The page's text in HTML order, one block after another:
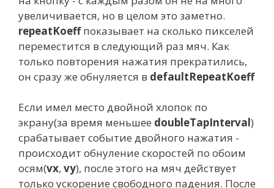
увеличивается, но в целом это заметно.
repeatKoeffпоказывает на сколько пикселей
переместится в следующий раз мяч. Как
только повторения нажатия прекратились,
он сразу же обнуляется в defaultRepeatKoeff
Если имел место двойной хлопок по
экрану(за время меньшее doubleTapInterval)
срабатывает событие двойного нажатия -
происходит обнуление скоростей по обоим
осям(vx, vy), после этого на мяч действует
только ускорение свободного падения. После